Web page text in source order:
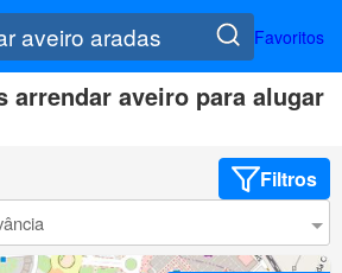
Favoritos
arrendar aveiro para alugar
Filtros